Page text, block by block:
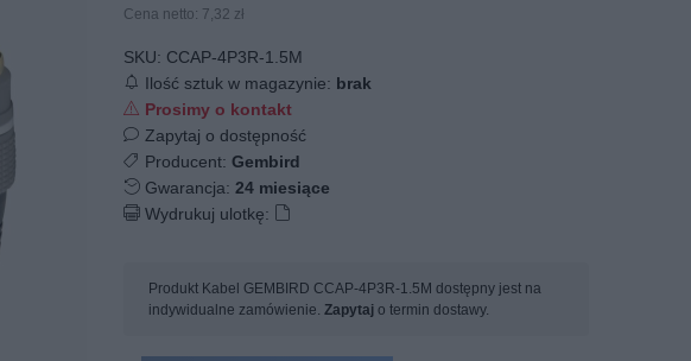
Cena netto: 7,32 zł
SKU: CCAP-4P3R-1.5M
Ilość sztuk w magazynie: brak
Prosimy o kontakt
Zapytaj o dostępność
Producent: Gembird
Gwarancja: 24 miesiące
Wydrukuj ulotkę:
Produkt Kabel GEMBIRD CCAP-4P3R-1.5M dostępny jest na
indywidualne zamówienie. Zapytaj o termin dostawy.